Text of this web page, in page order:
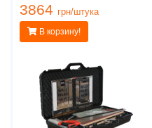
3864 грн/штука
В корзину!